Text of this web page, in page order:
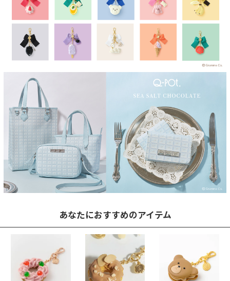
あなたにおすすめのアイテム